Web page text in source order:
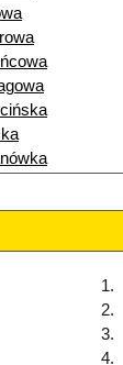
1.
2.
3.
4.